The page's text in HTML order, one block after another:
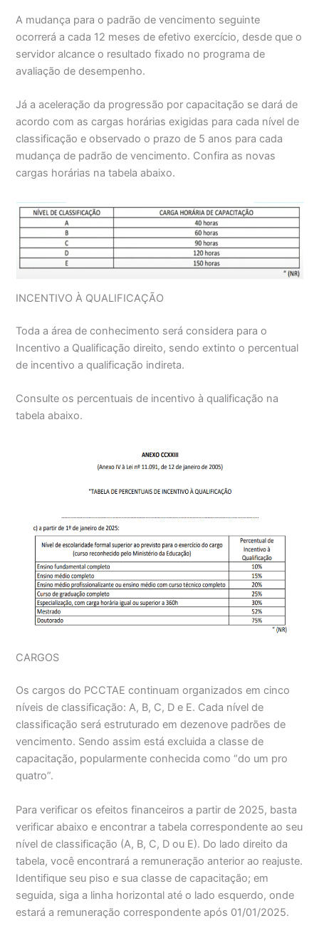
A mudança para o padrão de vencimento seguinte
ocorrerá a cada 12 meses de efetivo exercício, desde que o
servidor alcance o resultado fixado no programa de
avaliação de desempenho.
Já a aceleração da progressão por capacitação se dará de
acordo com as cargas horárias exigidas para cada nível de
classificação e observado o prazo de 5 anos para cada
mudança de padrão de vencimento. Confira as novas
cargas horárias na tabela abaixo.
INCENTIVO À QUALIFICAÇÃO
Toda a área de conhecimento será considera para o
Incentivo a Qualificação direito, sendo extinto o percentual
de incentivo a qualificação indireta.
Consulte os percentuais de incentivo à qualificação na
tabela abaixo.
CARGOS
Os cargos do PCCTAE continuam organizados em cinco
níveis de classificação: A, B, C, D e E. Cada nível de
classificação será estruturado em dezenove padrões de
vencimento. Sendo assim está excluida a classe de
capacitação, popularmente conhecida como “do um pro
quatro”.
Para verificar os efeitos financeiros a partir de 2025, basta
verificar abaixo e encontrar a tabela correspondente ao seu
nível de classificação (A, B, C, D ou E). Do lado direito da
tabela, você encontrará a remuneração anterior ao reajuste.
Identifique seu piso e sua classe de capacitação; em
seguida, siga a linha horizontal até o lado esquerdo, onde
estará a remuneração correspondente após 01/01/2025.